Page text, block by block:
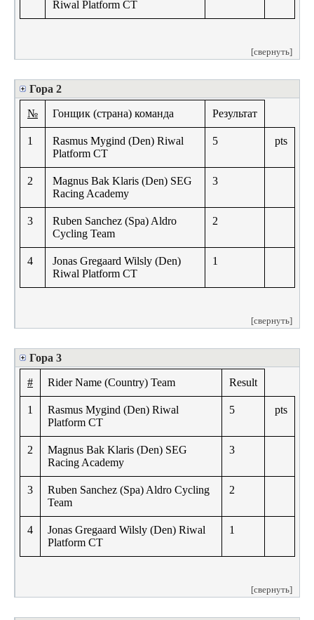
Riwal Platform CT
[свернуть]
Гора 2
№ Гонщик (страна) команда Результат
1
Rasmus Mygind (Den) Riwal
Platform CT
5 pts
2
Magnus Bak Klaris (Den) SEG
Racing Academy
3
3
Ruben Sanchez (Spa) Aldro
Cycling Team
2
4
Jonas Gregaard Wilsly (Den)
Riwal Platform CT
1
[свернуть]
Гора 3
# Rider Name (Country) Team Result
1
Rasmus Mygind (Den) Riwal
Platform CT
5 pts
2
Magnus Bak Klaris (Den) SEG
Racing Academy
3
3
Ruben Sanchez (Spa) Aldro Cycling
Team
2
4
Jonas Gregaard Wilsly (Den) Riwal
Platform CT
1
[свернуть]